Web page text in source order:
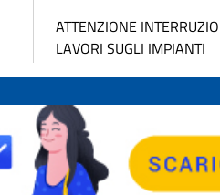
ATTENZIONE
LAVORI SUGLI IMPIANTI